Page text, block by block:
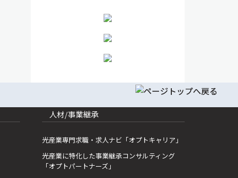
人材/事業継承
光産業専門求職・求人ナビ「オプトキャリア」
光産業に特化した事業継承コンサルティング
「オプトパートナーズ」